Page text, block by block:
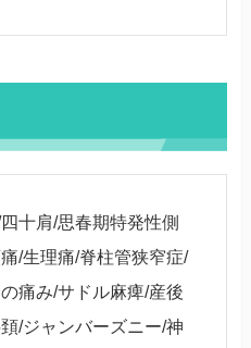
十肩/思春期特発性側
/生理痛/脊柱管狭窄症/
痛み/サドル麻痺/産後
/ジャンバーズニー/神